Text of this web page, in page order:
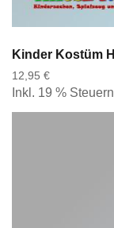
Kinder Kostüm
12,95 €
Inkl. 19 % Steuern